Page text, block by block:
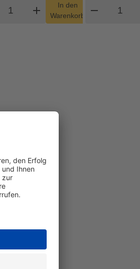
Warenkorb Menge
add
In den
Warenkorb
shopping_cart
remove